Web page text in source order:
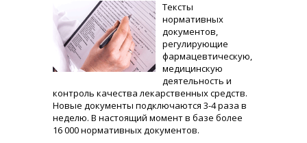
Тексты
нормативных
документов,
регулирующие
фармацевтическую,
медицинскую
деятельность и
контроль качества лекарственных средств.
Новые документы подключаются 3-4 раза в
неделю. В настоящий момент в базе более
16 000 нормативных документов.